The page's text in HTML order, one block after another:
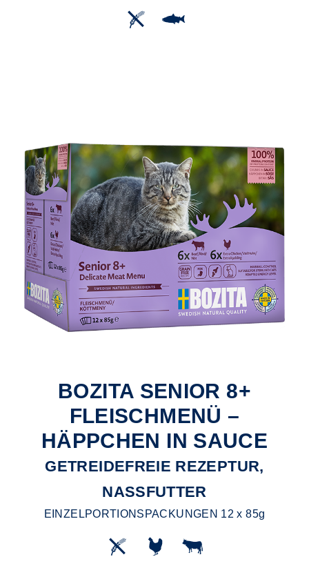
BOZITA SENIOR 8+
FLEISCHMENÜ –
HÄPPCHEN IN SAUCE
GETREIDEFREIE REZEPTUR,
NASSFUTTER
EINZELPORTIONSPACKUNGEN 12 x 85g